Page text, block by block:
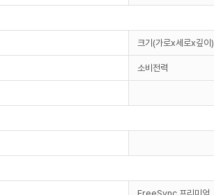
크기(가로x세로x깊이)
소비전력